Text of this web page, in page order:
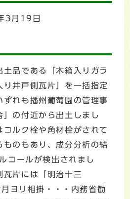
3月19日
土品である「木箱入りガラ
り井戸側瓦片」を一括指定
ずれも播州葡萄園の管理事
」の付近から出土しまし
コルク栓や角材栓がされて
ものもあり、成分分析の結
コールが検出されまし
瓦片には「明治十三
リ相掛・・・内務省勧